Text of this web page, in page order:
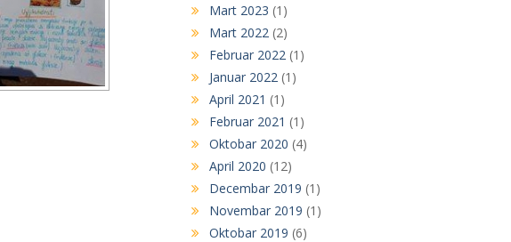
Mart 2023 (1)
Mart 2022(2)
Februar 2022(1)
Januar 2022(1)
April 2021 (1)
Februar 2021 (1)
Oktobar 2020 (4)
April 2020 (12)
Decembar 2019 (1)
Novembar 2019 (1)
Oktobar 2019 (6)